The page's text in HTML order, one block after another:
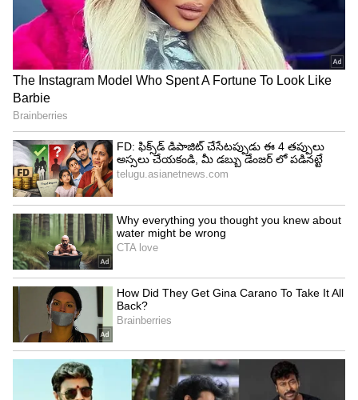
4
5
Image Credit :Getty
పలు అభివృద్ధి చెందిన దేశాల కంటే ముందే
మస్క్ వ్యక్తిగత సంపద ప్రస్తుతం స్విట్జార్లాండ్, స్వీడన్,
సింగపూర్, ఐర్లాండ్, ఇజ్రాయెల్, ఆస్ట్రీయా వంటి పలు
అభివృద్ధి చెందిన దేశాల వార్షిక జీడీపీలను కూడా